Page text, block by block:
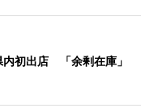
内初出店 「余剰在庫」